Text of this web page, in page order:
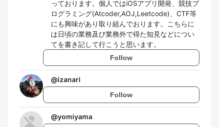
っております。個人ではiOSアプリ開発、競技プ
ログラミング(Atcoder,AOJ,Leetcode)、CTF等
にも興味があり取り組んでおります。こちらに
は日頃の業務及び業務外で得た知見などについ
てを書き記して行こうと思います。
Follow
@izanari
Follow
@yomiyama